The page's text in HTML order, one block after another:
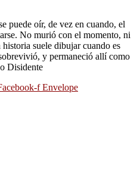
puede oír, de vez en cuando, el
No murió con el momento, ni
suele dibujar cuando es
y permaneció allí como
Disidente
f Envelope